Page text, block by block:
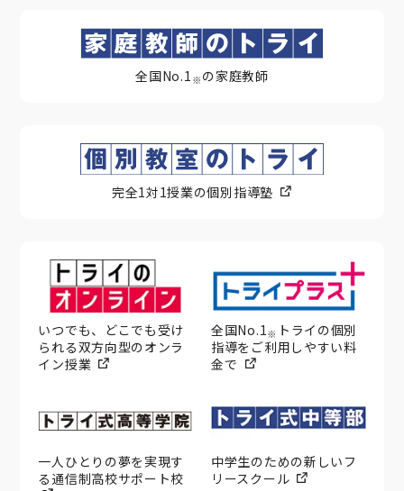
全国No.1 ※ の家庭教師
完全1対1授業の個別指導塾
いつでも、どこでも受け
られる双方向型のオンラ
イン授業
全国No.1※ トライの個別
指導をご利用しやすい料
金で
一人ひとりの夢を実現す
る通信制高校サポート校
中学生のための新しいフ
リースクール